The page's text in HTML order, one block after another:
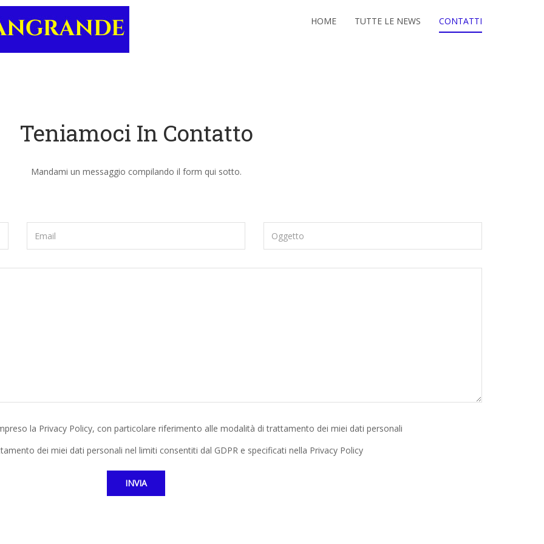
HOME TUTTE LE NEWS CONTATTI
Teniamoci In Contatto
Mandami un messaggio compilando il form qui sotto.
la Privacy Policy, con particolare riferimento alle modalità di trattamento dei miei dati personali
dei miei dati personali nel limiti consentiti dal GDPR e specificati nella Privacy Policy